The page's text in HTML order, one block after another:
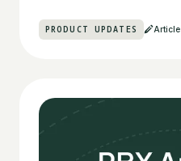
PRODUCT UPDATES Article